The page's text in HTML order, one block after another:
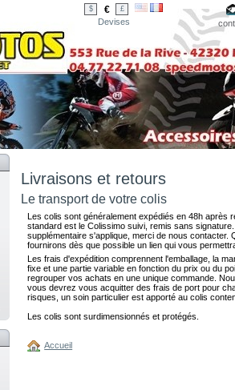
$ € £
Devises
Livraisons et retours
Le transport de votre colis
Les colis sont généralement expédiés en 48h après
standard est le Colissimo suivi, remis sans
supplémentaire s'applique, merci de nous contacter.
fournirons dès que possible un lien qui vous
Les frais d'expédition comprennent l'emballage, la
fixe et une partie variable en fonction du prix ou du
regrouper vos achats en une unique commande.
vous devrez vous acquitter des frais de port pour
risques, un soin particulier est apporté au colis
Les colis sont surdimensionnés et protégés.
Accueil